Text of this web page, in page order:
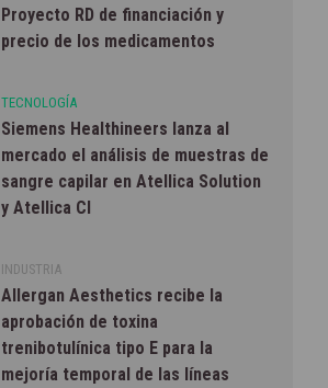
Proyecto RD de financiación y
precio de los medicamentos
TECNOLOGÍA
Siemens Healthineers lanza al
mercado el análisis de muestras de
sangre capilar en Atellica Solution
y Atellica CI
INDUSTRIA
Allergan Aesthetics recibe la
aprobación de toxina
trenibotulínica tipo E para la
mejoría temporal de las líneas